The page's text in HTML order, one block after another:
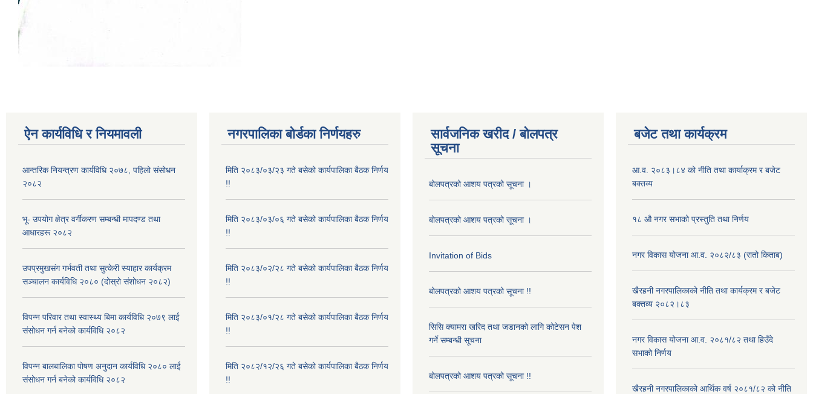
ऐन कार्यविधि र नियमावली
आन्तरिक नियन्त्रण कार्यविधि २०७८, पहिलो संसोधन
२०८२
भू- उपयोग क्षेत्र वर्गीकरण सम्बन्धी मापदण्ड तथा
आधारहरू २०८२
उपप्रमुखसंग गर्भवती तथा सुत्केरी स्याहार कार्यक्रम
सञ्चालन कार्यविधि २०८० (दोस्रो संशोधन २०८२)
विपन्न परिवार तथा स्वास्थ्य बिमा कार्यविधि २०७९ लाई
संसोधन गर्न बनेको कार्यविधि २०८२
विपन्न बालबालिका पोषण अनुदान कार्यविधि २०८० लाई
संसोधन गर्न बनेको कार्यविधि २०८२
नगरपालिका बोर्डका निर्णयहरु
मिति २०८३/०३/२३ गते बसेको कार्यपालिका बैठक निर्णय
!!
मिति २०८३/०३/०६ गते बसेको कार्यपालिका बैठक निर्णय
!!
मिति २०८३/०२/२८ गते बसेको कार्यपालिका बैठक निर्णय
!!
मिति २०८३/०१/२८ गते बसेको कार्यपालिका बैठक निर्णय
!!
मिति २०८२/१२/२६ गते बसेको कार्यपालिका बैठक निर्णय
!!
सार्वजनिक खरीद / बोलपत्र
सूचना
बोलपत्रको आशय पत्रको सूचना ।
बोलपत्रको आशय पत्रको सूचना ।
Invitation of Bids
बोलपत्रको आशय पत्रको सूचना !!
सिसि क्यामरा खरिद तथा जडानको लागि कोटेसन पेश
गर्ने सम्बन्धी सूचना
बोलपत्रको आशय पत्रको सूचना !!
बजेट तथा कार्यक्रम
आ.व. २०८३।८४ को नीति तथा कार्याक्रम र बजेट
बक्तव्य
१८ औ नगर सभाको प्रस्तुति तथा निर्णय
नगर विकास योजना आ.व. २०८२/८३ (रातो किताब)
खैरहनी नगरपालिकाको नीति तथा कार्यक्रम र बजेट
बक्तव्य २०८२।८३
नगर विकास योजना आ.व. २०८१/८२ तथा हिउँदे
सभाको निर्णय
खैरहनी नगरपालिकाको आर्थिक वर्ष २०८१/८२ को नीति